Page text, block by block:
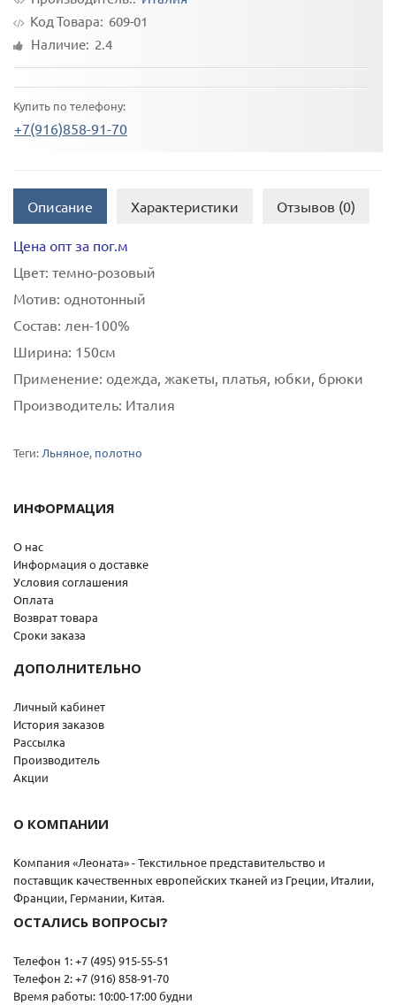
Код Товара: 609-01
Наличие: 2.4
Купить по телефону:
+7(916)858-91-70
Описание Характеристики Отзывов (0)
Цена опт за пог.м
Цвет: темно-розовый
Мотив: однотонный
Состав: лен-100%
Ширина: 150см
Применение: одежда, жакеты, платья, юбки, брюки
Производитель: Италия
Теги: Льняное, полотно
ИНФОРМАЦИЯ
О нас
Информация о доставке
Условия соглашения
Оплата
Возврат товара
Сроки заказа
ДОПОЛНИТЕЛЬНО
Личный кабинет
История заказов
Рассылка
Производитель
Акции
О КОМПАНИИ
Компания «Леоната» - Текстильное представительство и
поставщик качественных европейских тканей из Греции, Италии,
Франции, Германии, Китая.
ОСТАЛИСЬ ВОПРОСЫ?
Телефон 1: +7 (495) 915-55-51
Телефон 2: +7 (916) 858-91-70
Время работы: 10:00-17:00 будни